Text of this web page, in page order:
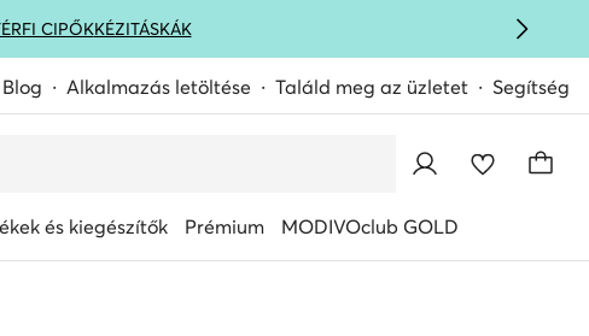
CIPŐKKÉZITÁSKÁK
Blog Alkalmazás letöltése Találd meg az üzletet Segítség
és kiegészítők Prémium MODIVOclub GOLD